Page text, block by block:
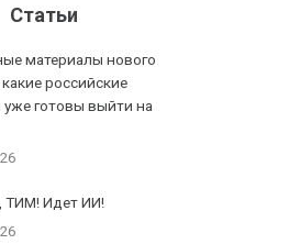
Статьи
материалы нового
российские
уже готовы выйти на
ТИМ! Идет ИИ!